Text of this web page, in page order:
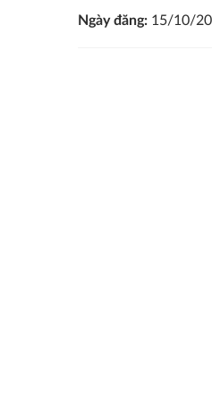
Ngày đăng: 15/10/